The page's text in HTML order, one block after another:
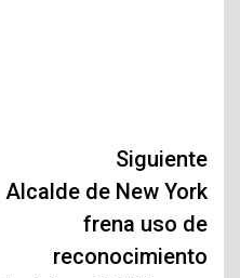
Siguiente
Alcalde de New York
frena uso de
reconocimiento